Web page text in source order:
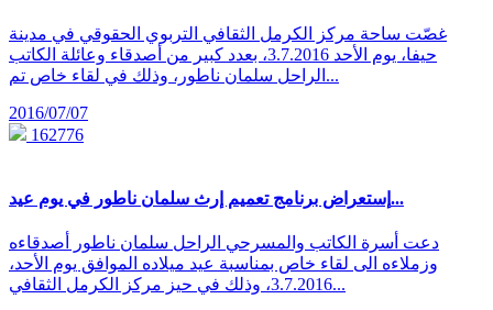
غصّت ساحة مركز الكرمل الثقافي التربوي الحقوقي في مدينة
حيفا، يوم الأحد 3.7.2016، بعدد كبير من أصدقاء وعائلة الكاتب
الراحل سلمان ناطور، وذلك في لقاء خاص تم...
2016/07/07
162776
إستعراض برنامج تعميم إرث سلمان ناطور في يوم عيد...
دعت أسرة الكاتب والمسرحي الراحل سلمان ناطور أصدقاءه
وزملاءه الى لقاء خاص بمناسبة عيد ميلاده الموافق يوم الأحد،
3.7.2016، وذلك في حيز مركز الكرمل الثقافي...